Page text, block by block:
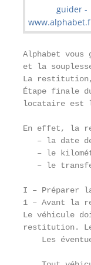
Alphabet
et la
La
Étape finale
locataire est
En effet, la
– la date
– le
– le
I – Préparer
1 – Avant la
Le véhicule
restitution. Le
Les